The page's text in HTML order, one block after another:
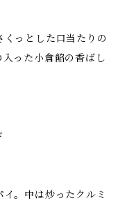
っとした口当たりの
った小倉餡の香ばし
。中は炒ったクルミ